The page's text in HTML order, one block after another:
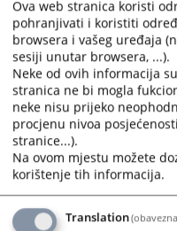
the
question
mark
key
to
get
the
keyboard
shortcuts
for
changing
dates.
key
to
for
Odluka o optimalnim i
godinu
Izvještaj o poštivanju
2023. godini
Ova web stranica koristi
pohranjivati i koristiti
browsera i vašeg uređaja
sesiji unutar browsera, ...).
Neke od ovih informacija
stranica ne bi mogla
neke nisu prijeko
procjenu nivoa
stranice...).
Na ovom mjestu možete
korištenje tih informacija.
Translation